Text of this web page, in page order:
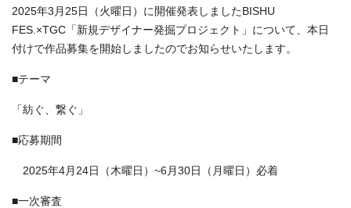
2025年3月25日（火曜日）に開催発表しましたBISHU
FES.×TGC「新規デザイナー発掘プロジェクト」について、本日
付けで作品募集を開始しましたのでお知らせいたします。
■テーマ
「紡ぐ、繋ぐ」
■応募期間
2025年4月24日（木曜日）~6月30日（月曜日）必着
■一次審査